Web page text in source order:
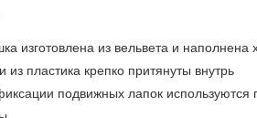
изготовлена из вельвета и
из пластика крепко притянуты внутрь
подвижных лапок используются